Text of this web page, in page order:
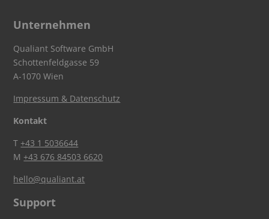
Unternehmen
Qualiant Software GmbH
Schottenfeldgasse 59
A-1070 Wien
Impressum & Datenschutz
Kontakt
T+43 1 5036644
M+43 676 84503 6620
hello@qualiant.at
Support